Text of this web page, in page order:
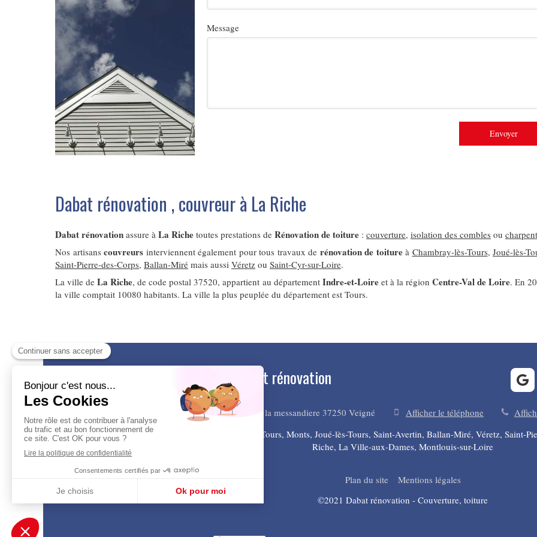
Message
Envoyer
Dabat rénovation , couvreur à La Riche
Dabat rénovation assure à La Riche toutes prestations de Rénovation de toiture : couverture, isolation des combles ou
Nos artisans couvreurs interviennent également pour tous travaux de rénovation de toitureà Chambray-lès-Tours, Joué-lès-
Saint-Pierre-des-Corps, Ballan-Miré mais aussi Véretz ou Saint-Cyr-sur-Loire.
La ville deLa Riche, de code postal 37520, appartient au département Indre-et-Loireet à la région Centre-Val de Loire. En
la ville comptait 10080 habitants. La ville la plus peuplée du département est Tours.
Dabat rénovation
32 rue de la messandiere 37250 Veigné Afficher le téléphone
Esvres, Chambray-lès-Tours, Monts, Joué-lès-Tours, Saint-Avertin, Ballan-Miré, Véretz, Saint-
Riche, La Ville-aux-Dames, Montlouis-sur-Loire
Plan du site
Mentions légales
©2021 Dabat rénovation - Couverture, toiture